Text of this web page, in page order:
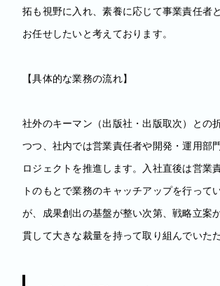
拓も視野に入れ、素養に応じて事業責任者
お任せしたいと考えております。
【具体的な業務の流れ】
社外のキーマン（出版社・出版取次）との
つつ、社内では営業責任者や開発・運用部
ロジェクトを推進します。入社直後は営業
トのもとで業務のキャッチアップを行って
が、成果創出の基盤が整い次第、戦略立案
貫して大きな裁量を持って取り組んでいただ